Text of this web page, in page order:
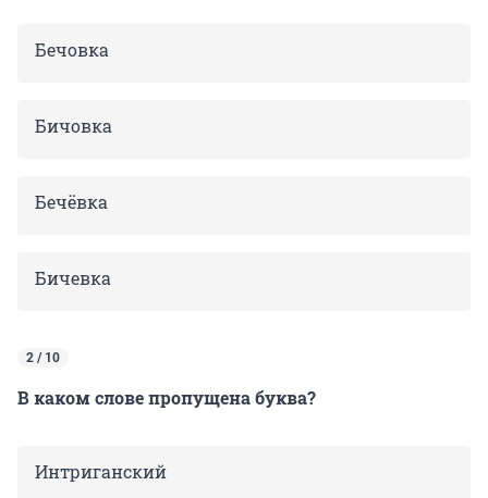
Бечовка
Бичовка
Бечёвка
Бичевка
2 / 10
В каком слове пропущена буква?
Интриганский